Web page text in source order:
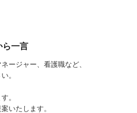
ら一言
ージャー、看護職など、
。
。
いたします。